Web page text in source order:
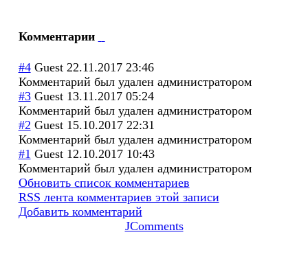
Комментарии
#4 Guest 22.11.2017 23:46
Комментарий был удален администратором
#3 Guest 13.11.2017 05:24
Комментарий был удален администратором
#2 Guest 15.10.2017 22:31
Комментарий был удален администратором
#1 Guest 12.10.2017 10:43
Комментарий был удален администратором
Обновить список комментариев
RSS лента комментариев этой записи
Добавить комментарий
JComments